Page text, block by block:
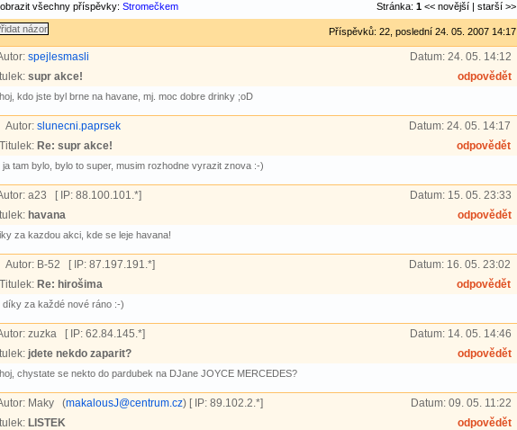
Stránka: 1<< novější | starší >>
všechny příspěvky: Stromečkem
Příspěvků: 22, poslední 24. 05. 2007 14:17
spejlesmasli Datum: 24. 05. 14:12
supr akce! odpovědět
kdo jste byl brne na havane, mj. moc dobre drinky ;oD
Autor: slunecni.paprsek Datum:24. 05. 14:17
Titulek: Re: supr akce! odpovědět
ja tam bylo, bylo to super, musim rozhodne vyrazit znova :-)
a23 [ IP: 88.100.101.*] Datum: 15. 05. 23:33
havana odpovědět
za kazdou akci, kde se leje havana!
Autor: B-52 [ IP: 87.197.191.*] Datum: 16. 05. 23:02
Titulek: Re: hirošima odpovědět
díky za každé nové ráno :-)
zuzka [ IP: 62.84.145.*] Datum: 14. 05. 14:46
jdete nekdo zaparit? odpovědět
chystate se nekto do pardubek na DJane JOYCE MERCEDES?
Maky (makalousJ@centrum.cz) [ IP: 89.102.2.*] Datum: 09. 05. 11:22
LISTEK odpovědět